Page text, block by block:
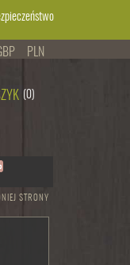
PLN
(0)
STRONY